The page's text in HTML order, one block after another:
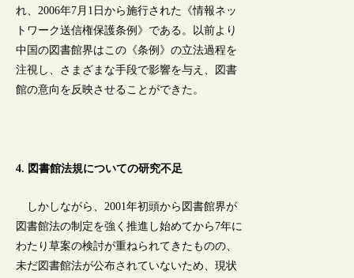
れ、2006年7月1日から施行された《情報ネッ
トワーク送信権保護条例》である。以前より
中国の図書館界はこの《条例》の立法過程を
注視し、さまざまな手段で影響を与え、図書
館の意向を反映させることができた。
4. 図書館法規についての研究不足
しかしながら、2001年初頭から図書館界が
図書館法の制定を強く推進し始めてから7年に
わたり草案の検討が重ねられてきたものの、
未だ図書館法が公布されていないため、現状